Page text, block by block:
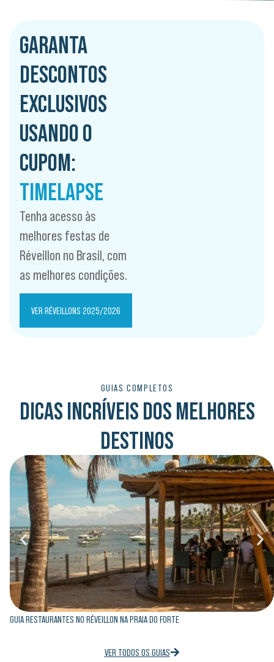
GARANTA
DESCONTOS
EXCLUSIVOS
USANDO O
CUPOM:
TIMELAPSE
Tenha acesso às
melhores festas de
Réveillon no Brasil, com
as melhores condições.
VER RÉVEILLONS 2025/2026
GUIA RESTAURANTES NO RÉVEILLON NA PRAIA DO FORTE
VER TODOS OS GUIAS
GUIAS COMPLETOS
DICAS INCRÍVEIS DOS MELHORES
DESTINOS